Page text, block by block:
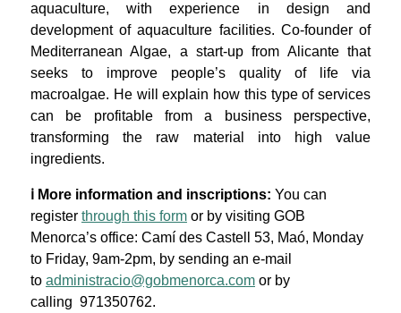
aquaculture, with experience in design and
development of aquaculture facilities. Co-founder of
Mediterranean Algae, a start-up from Alicante that
seeks to improve people’s quality of life via
macroalgae. He will explain how this type of services
can be profitable from a business perspective,
transforming the raw material into high value
ingredients.
ℹ️ More information and inscriptions: You can
register through this form or by visiting GOB
Menorca’s office: Camí des Castell 53, Maó, Monday
to Friday, 9am-2pm, by sending an e-mail
to administracio@gobmenorca.com or by
calling 971350762.